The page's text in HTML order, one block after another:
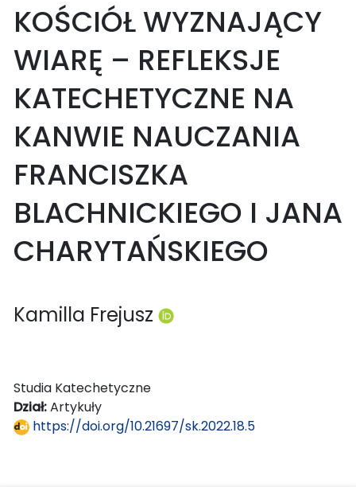
KOŚCIÓŁ WYZNAJĄCY
WIARĘ – REFLEKSJE
KATECHETYCZNE NA
KANWIE NAUCZANIA
FRANCISZKA
BLACHNICKIEGO I JANA
CHARYTAŃSKIEGO
Kamilla Frejusz
Studia Katechetyczne
Dział:Artykuły
https://doi.org/10.21697/sk.2022.18.5